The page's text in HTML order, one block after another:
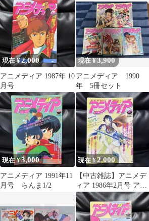
現在 ¥2,000
アニメディア 1987年 10
月号
現在 ¥3,900
アニメディア 1990
年 5冊セット
現在 ¥3,000
アニメディア 1991年11
月号 らんま1/2
現在 ¥2,000
【中古雑誌】アニメデ
ィア 1986年2月号 アリ
オン